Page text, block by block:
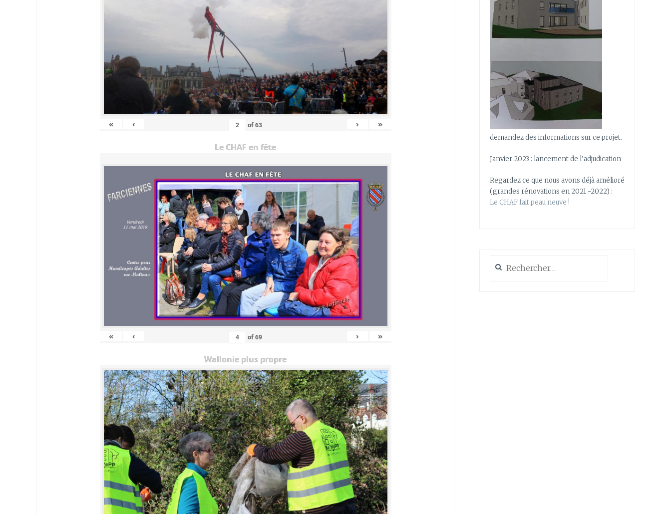
« ‹ of63 › »
Le CHAF en fête
« ‹ of69 › »
Wallonie plus propre
demandez des informations sur ce projet.
Janvier 2023 : lancement de l’adjudication
Regardez ce que nous avons déjà amélioré
(grandes rénovations en 2021 -2022) :
Le CHAF fait peau neuve !